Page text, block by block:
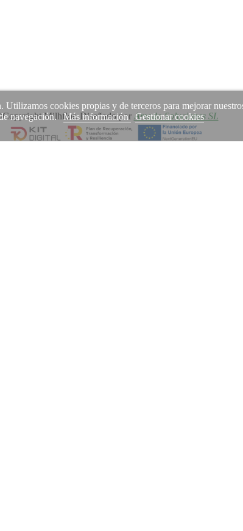
cookies propias y de terceros para mejorar
navegación. Más información Gestionar cookies
Milhflor. Diseñado por Amodo Soluciones SL